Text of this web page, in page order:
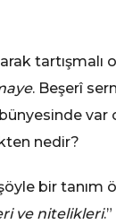
tartışmalı
. Beşerî
var
nedir?
bir tanım
ve nitelikleri